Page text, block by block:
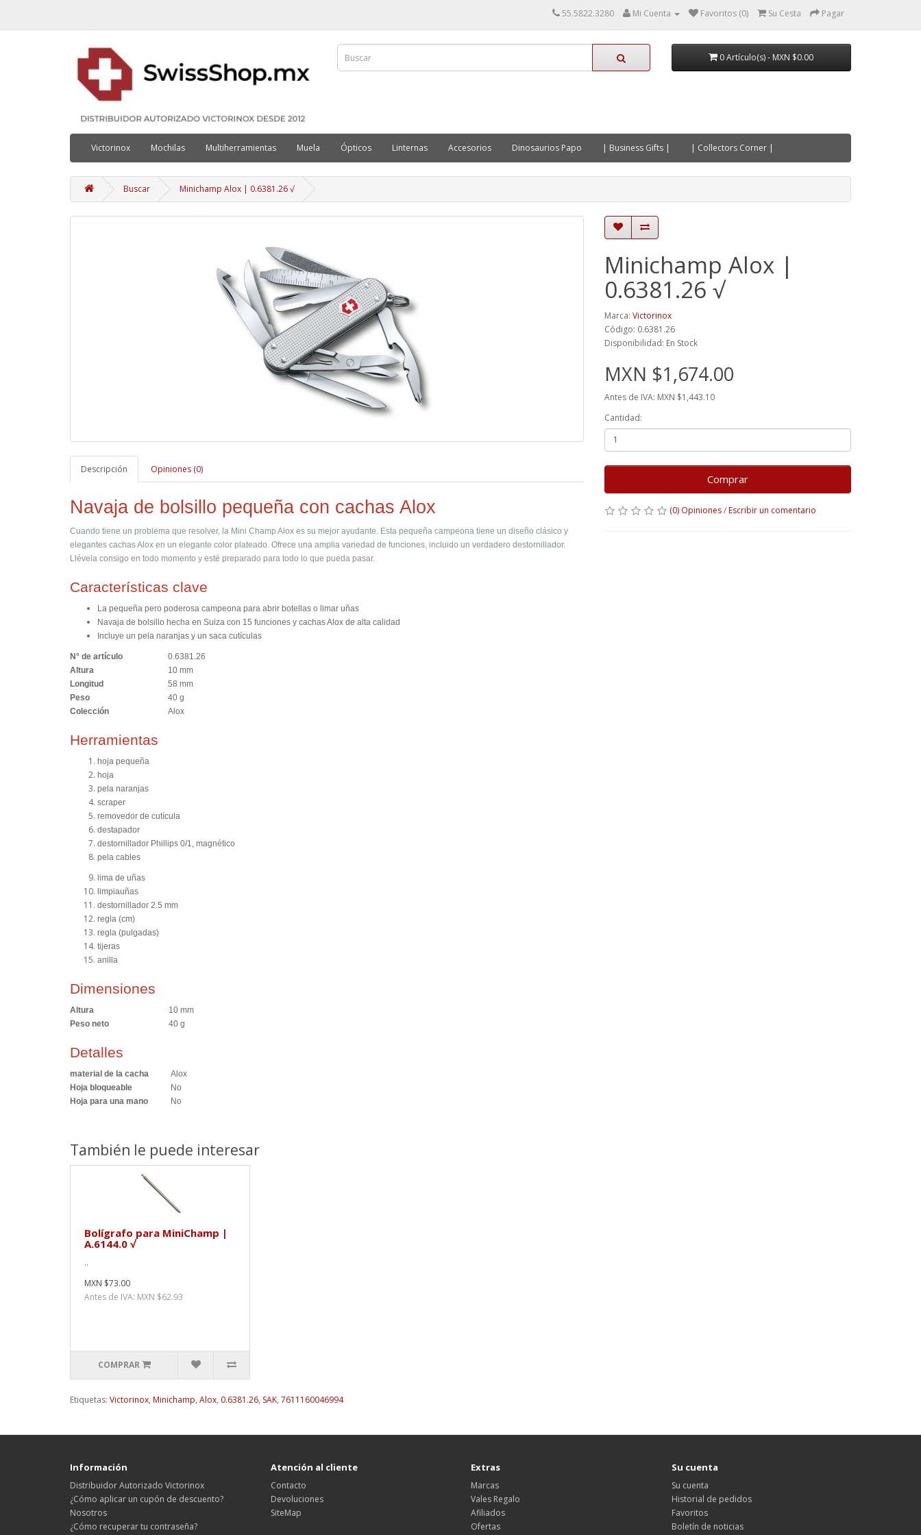
55.5822.3280 Mi Cuenta Favoritos (0) Su Cesta Pagar
0 Artículo(s) - MXN $0.00
Victorinox Mochilas Multiherramientas Muela Ópticos Linternas Accesorios Dinosaurios Papo | Business Gifts | | Collectors Corner |
Buscar Minichamp Alox | 0.6381.26 √
Descripción Opiniones (0)
Navaja de bolsillo pequeña con cachas Alox
Cuando tiene un problema que resolver, la Mini Champ Alox es su mejor ayudante. Esta pequeña campeona tiene un diseño clásico y
elegantes cachas Alox en un elegante color plateado. Ofrece una amplia variedad de funciones, incluido un verdadero destornillador.
Llévela consigo en todo momento y esté preparado para todo lo que pueda pasar.
Características clave
La pequeña pero poderosa campeona para abrir botellas o limar uñas
Navaja de bolsillo hecha en Suiza con 15 funciones y cachas Alox de alta calidad
Incluye un pela naranjas y un saca cutículas
N° de artículo 0.6381.26
Altura
10 mm
Longitud
58 mm
Peso
40 g
Colección
Alox
Herramientas
hoja pequeña
hoja
pela naranjas
scraper
removedor de cutícula
destapador
destornillador Phillips 0/1, magnético
pela cables
lima de uñas
limpiauñas
destornillador 2.5 mm
regla (cm)
regla (pulgadas)
tijeras
anilla
Dimensiones
Altura
10 mm
Peso neto 40 g
Detalles
material de la cacha
Alox
Hoja bloqueable
No
Hoja para una mano
No
Minichamp Alox |
0.6381.26 √
Marca: Victorinox
Código: 0.6381.26
Disponibilidad: En Stock
MXN $1,674.00
Antes de IVA: MXN $1,443.10
Cantidad:
Comprar
(0) Opiniones/ Escribir un comentario
También le puede interesar
Bolígrafo para MiniChamp |
A.6144.0 √
..
MXN $73.00
Antes de IVA: MXN $62.93
COMPRAR
Etiquetas: Victorinox, Minichamp, Alox, 0.6381.26, SAK, 7611160046994
Información
Distribuidor Autorizado Victorinox
¿Cómo aplicar un cupón de descuento?
Nosotros
¿Cómo recuperar tu contraseña?
Atención al cliente
Contacto
Devoluciones
SiteMap
Extras
Marcas
Vales Regalo
Afiliados
Ofertas
Su cuenta
Su cuenta
Historial de pedidos
Favoritos
Boletín de noticias